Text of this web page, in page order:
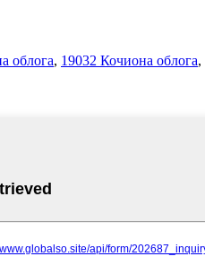
облога, 19032 Кочиона облога,